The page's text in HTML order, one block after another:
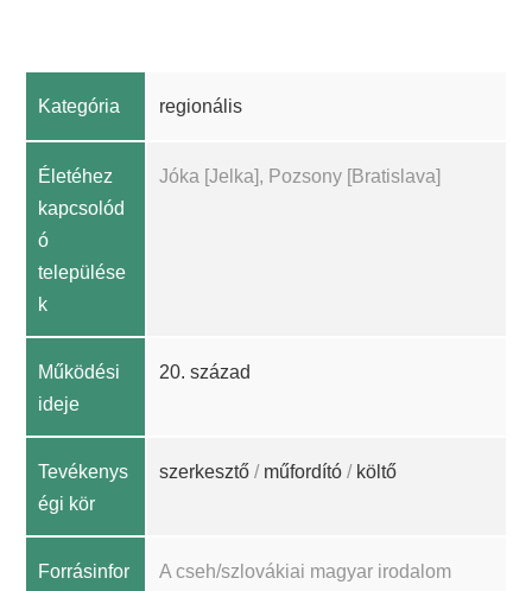
Kategória regionális
Életéhez
kapcsolód
ó
települése
k
Jóka [Jelka], Pozsony [Bratislava]
Működési
ideje
20. század
Tevékenys
égi kör
szerkesztő / műfordító / költő
Forrásinfor A cseh/szlovákiai magyar irodalom